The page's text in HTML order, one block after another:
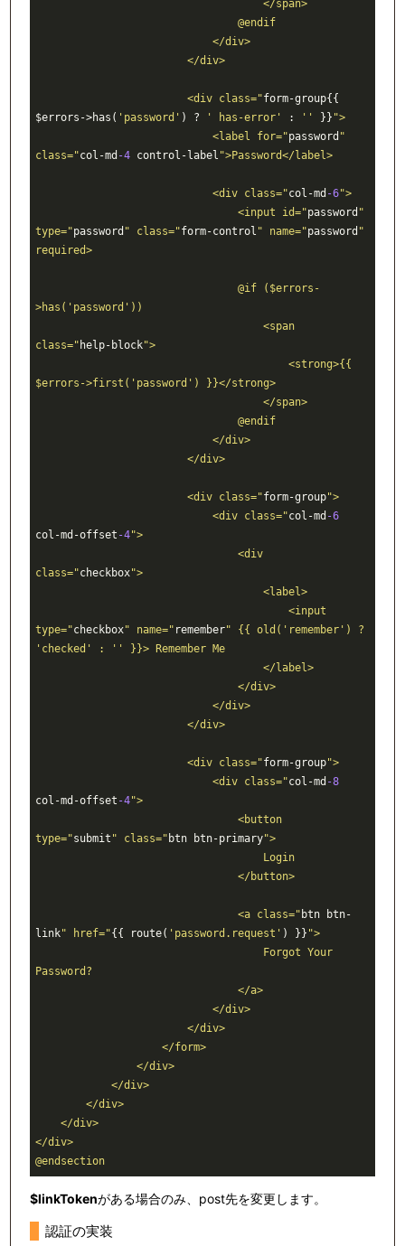
                        <div class="
form-group{{
$errors->has( 'password' ) ? ' has-error' : '' }} ">
                            <label for="
password "
class="col-md -4 control-label ">Password</label>
                            <div class="
col-md -6">
                                <input id="
password "
type="password " class="form-control " name="password "
required>
>has('password'))
class=" help-block">
$errors->first('password') }}</strong>
                        <div class="
form-group">
                            <div class="
col-md -6
col-md-offset -4">
class="checkbox">
type="checkbox" name=" remember" {{ old('remember') ?
'checked' : '' }}> Remember Me
                        <div class="
form-group">
                            <div class="
col-md -8
col-md-offset -4">
type="submit " class=" btn btn-primary">
                                <a class="
btn btn-
link" href="{{ route( 'password.request' ) }} ">
Password?
</div>
@endsection
$linkTokenがある場合のみ、post先を変更します。
認証の実装